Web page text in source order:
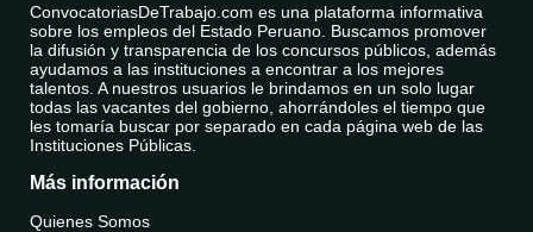
ConvocatoriasDeTrabajo.com es una plataforma informativa
sobre los empleos del Estado Peruano. Buscamos promover
la difusión y transparencia de los concursos públicos, además
ayudamos a las instituciones a encontrar a los mejores
talentos. A nuestros usuarios le brindamos en un solo lugar
todas las vacantes del gobierno, ahorrándoles el tiempo que
les tomaría buscar por separado en cada página web de las
Instituciones Públicas.
Más información
Quienes Somos